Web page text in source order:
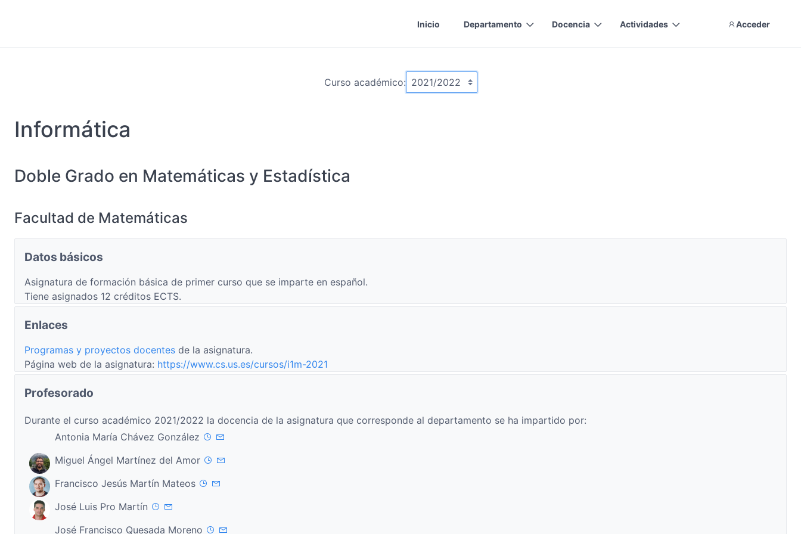
Inicio Departamento Docencia Actividades Acceder
Curso académico:
Informática
Doble Grado en Matemáticas y Estadística
Facultad de Matemáticas
Datos básicos
Asignatura de formación básica de primer curso que se imparte en español.
Tiene asignados 12 créditos ECTS.
Enlaces
Programas y proyectos docentes de la asignatura.
Página web de la asignatura: https://www.cs.us.es/cursos/i1m-2021
Profesorado
Durante el curso académico 2021/2022 la docencia de la asignatura que corresponde al departamento se ha impartido por:
Antonia María Chávez González
Miguel Ángel Martínez del Amor
Francisco Jesús Martín Mateos
José Luis Pro Martín
José Francisco Quesada Moreno